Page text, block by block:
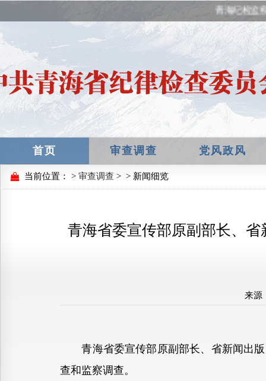
青海纪检监
首页 审查调查 党风政风
当前位置： > 审查调查 > > 新闻细览
青海省委宣传部原副部长、
来源
青海省委宣传部原副部长、省新闻出版
查和监察调查。